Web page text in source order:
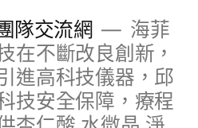
隊交流網
海菲
在不斷改良創新，
進高科技儀器，邱
技安全保障，療程